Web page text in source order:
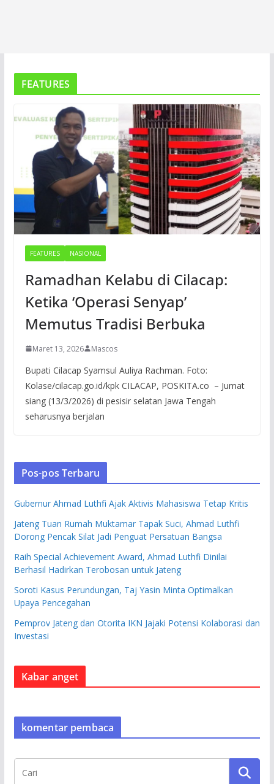
FEATURES
FEATURES NASIONAL
Ramadhan Kelabu di Cilacap:
Ketika ‘Operasi Senyap’
Memutus Tradisi Berbuka
Maret 13, 2026 Mascos
Bupati Cilacap Syamsul Auliya Rachman. Foto:
Kolase/cilacap.go.id/kpk CILACAP, POSKITA.co – Jumat
siang (13/3/2026) di pesisir selatan Jawa Tengah
seharusnya berjalan
Pos-pos Terbaru
Gubernur Ahmad Luthfi Ajak Aktivis Mahasiswa Tetap Kritis
Jateng Tuan Rumah Muktamar Tapak Suci, Ahmad Luthfi
Dorong Pencak Silat Jadi Penguat Persatuan Bangsa
Raih Special Achievement Award, Ahmad Luthfi Dinilai
Berhasil Hadirkan Terobosan untuk Jateng
Soroti Kasus Perundungan, Taj Yasin Minta Optimalkan
Upaya Pencegahan
Pemprov Jateng dan Otorita IKN Jajaki Potensi Kolaborasi dan
Investasi
Kabar anget
komentar pembaca